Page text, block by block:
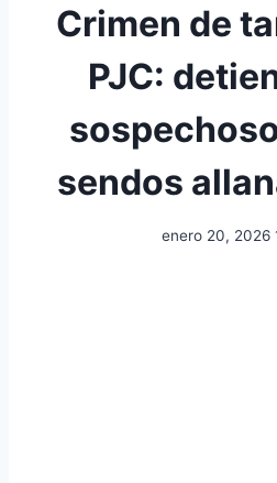
Crimen de
PJC:
sendos
enero 20, 2026